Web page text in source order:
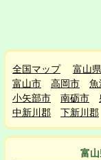
全国マップ
富山県
富山市
高岡市 魚
小矢部市
南砺市
中新川郡
下新川郡
富